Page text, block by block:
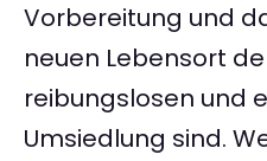
Vorbereitung und
neuen Lebensort
reibungslosen und
Umsiedlung sind.